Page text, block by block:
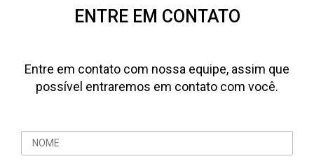
ENTRE EM CONTATO
Entre em contato com nossa equipe, assim que
possível entraremos em contato com você.